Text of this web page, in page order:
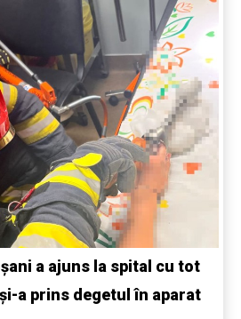
a ajuns la spital cu tot
a prins degetul în aparat